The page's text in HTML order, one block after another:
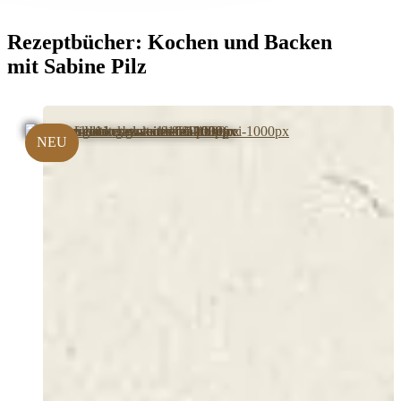
Rezeptbücher: Kochen und Backen
mit Sabine Pilz
NEU